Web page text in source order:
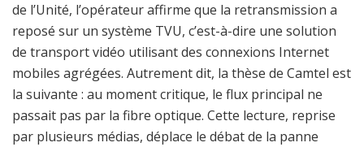
de l’Unité, l’opérateur affirme que la retransmission a
reposé sur un système TVU, c’est-à-dire une solution
de transport vidéo utilisant des connexions Internet
mobiles agrégées. Autrement dit, la thèse de Camtel est
la suivante : au moment critique, le flux principal ne
passait pas par la fibre optique. Cette lecture, reprise
par plusieurs médias, déplace le débat de la panne